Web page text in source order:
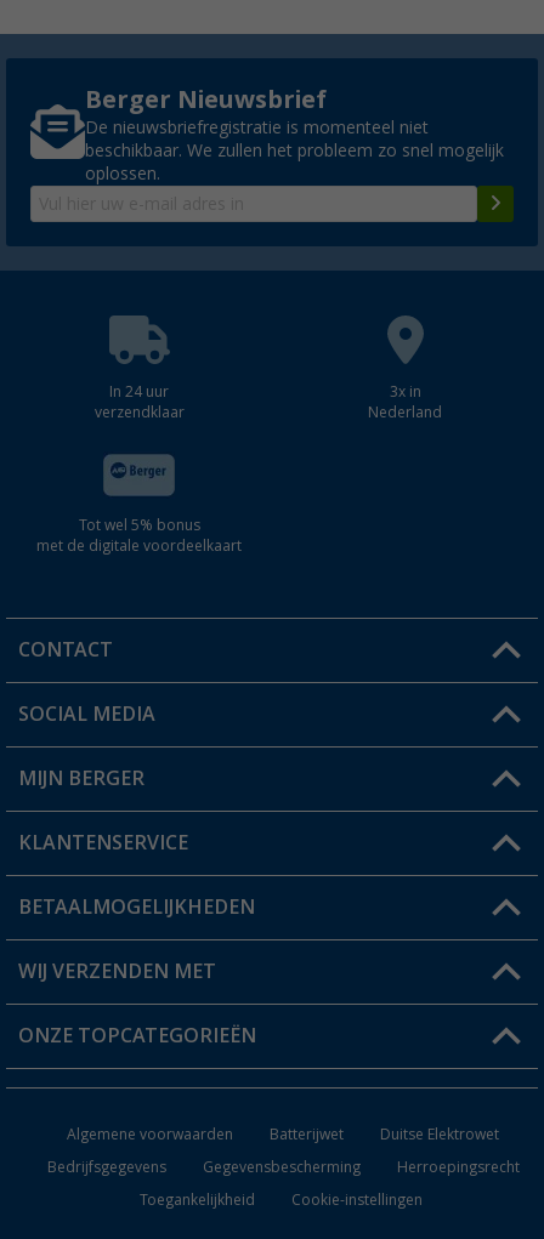
Berger Nieuwsbrief
De nieuwsbriefregistratie is momenteel niet
beschikbaar. We zullen het probleem zo snel mogelijk
oplossen.
In 24 uur
verzendklaar
3x in
Nederland
Tot wel 5% bonus
met de digitale voordeelkaart
CONTACT
Een vraag?
Winkel vinden
SOCIAL MEDIA
MIJN BERGER
Mijn account
Status bestelling
Verlanglijstje
KLANTENSERVICE
FAQ & Contact
Verzendinformatie
Catalogus
BETAALMOGELIJKHEDEN
WIJ VERZENDEN MET
ONZE TOPCATEGORIEËN
Keukenaccessoires
Campingmeubilair
Algemene voorwaarden Batterijwet
Duitse Elektrowet
Bedrijfsgegevens
Gegevensbescherming
Herroepingsrecht
Toegankelijkheid
Cookie-instellingen